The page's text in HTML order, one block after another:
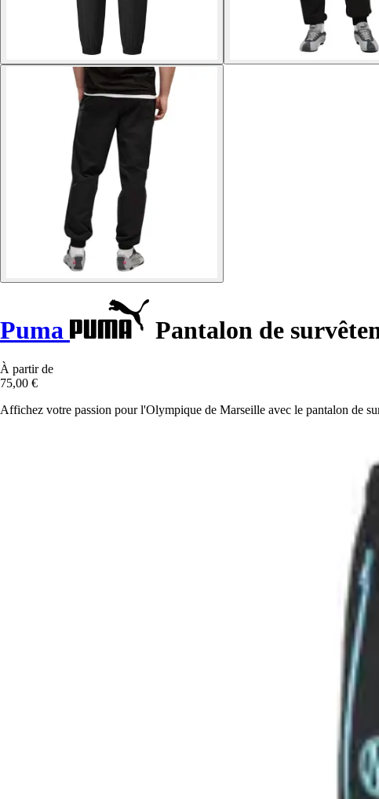
Puma Pantalon de
À partir de
75,00 €
Affichez votre passion pour l'Olympique de Marseille avec le pantalon de